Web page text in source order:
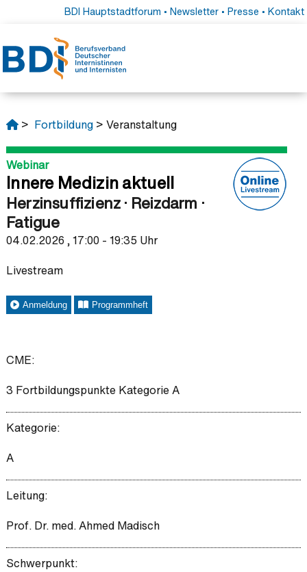
BDI Hauptstadtforum • Newsletter• Presse • Kontakt
> Fortbildung> Veranstaltung
Webinar
Innere Medizin aktuell
Herzinsuffizienz · Reizdarm ·
Fatigue
04.02.2026 , 17:00 - 19:35 Uhr
Livestream
Anmeldung Programmheft
CME:
3 Fortbildungspunkte Kategorie A
Kategorie:
A
Leitung:
Prof. Dr. med. Ahmed Madisch
Schwerpunkt: